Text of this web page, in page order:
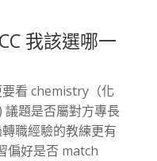
我該選哪一
看 chemistry（化
議題是否屬對方專長
職經驗的教練更有
偏好是否 match